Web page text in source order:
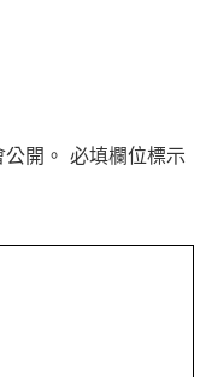
開。 必填欄位標示